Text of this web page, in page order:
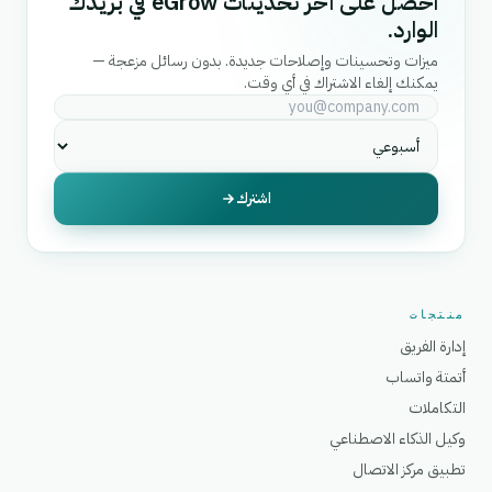
الوارد.
ميزات وتحسينات وإصلاحات جديدة. بدون رسائل مزعجة —
يمكنك إلغاء الاشتراك في أي وقت.
اشترك
منتجات
إدارة الفريق
أتمتة واتساب
التكاملات
وكيل الذكاء الاصطناعي
تطبيق مركز الاتصال